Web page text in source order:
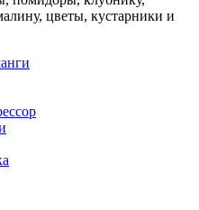
цветы, кустарники и